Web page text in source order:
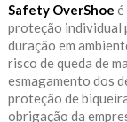
Safety OverShoe é
proteção individual
duração em
risco de queda de
esmagamento dos
proteção de
obrigação da